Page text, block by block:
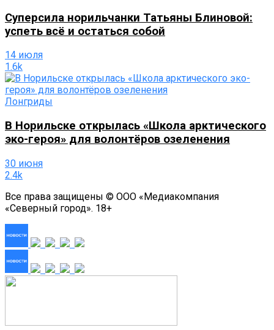
Суперсила норильчанки Татьяны Блиновой:
успеть всё и остаться собой
14 июля
1.6k
Лонгриды
В Норильске открылась «Школа арктического
эко-героя» для волонтёров озеленения
30 июня
2.4k
Все права защищены © ООО «Медиакомпания
«Северный город». 18+